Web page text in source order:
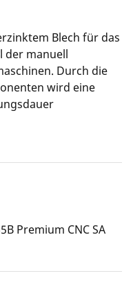
Blech für das
der manuell
Durch die
wird eine
Premium CNC SA